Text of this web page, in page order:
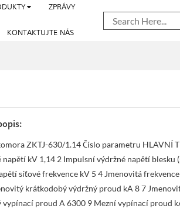
ZPRÁVY
KONTAKTUJTE NÁS
ZKTJ-630/1.14 Číslo parametru HLAVNÍ
napětí kV 1,14 2 Impulsní výdržné napětí blesku
síťové frekvence kV 5 4 Jmenovitá
krátkodobý výdržný proud kA 8 7
vypínací proud A 6300 9 Mezní vypínací proud